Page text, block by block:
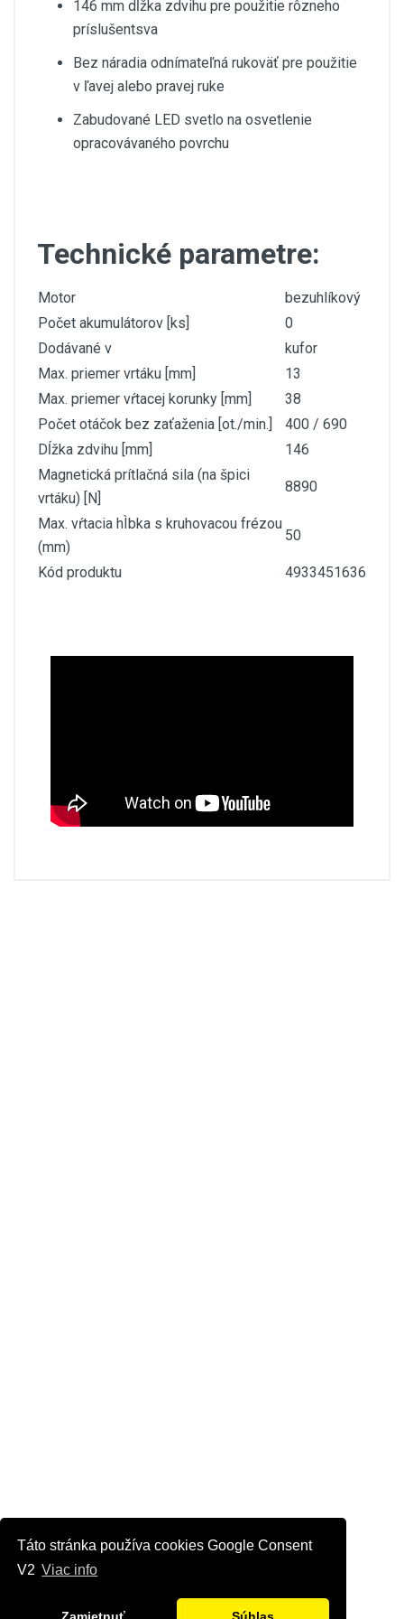
Táto stránka používa cookies Google Consent
V2 Viac info
146 mm dĺžka zdvihu pre použitie rôzneho
príslušentsva
Bez náradia odnímateľná rukoväť pre použitie
v ľavej alebo pravej ruke
Zabudované LED svetlo na osvetlenie
opracovávaného povrchu
Technické parametre:
Motor
bezuhlíkový
Počet akumulátorov [ks]
0
Dodávané v
kufor
Max. priemer vrtáku [mm]
13
Max. priemer vŕtacej korunky [mm]
38
Počet otáčok bez zaťaženia [ot./min.]
400 / 690
Dĺžka zdvihu [mm]
146
Magnetická prítlačná sila (na špici
vrtáku) [N]
8890
Max. vŕtacia hÌbka s kruhovacou frézou
(mm)
50
Kód produktu 4933451636